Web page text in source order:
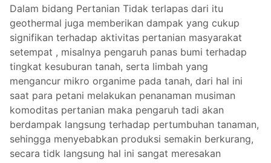
Dalam bidang Pertanian Tidak terlapas dari itu
geothermal juga memberikan dampak yang cukup
signifikan terhadap aktivitas pertanian masyarakat
setempat , misalnya pengaruh panas bumi terhadap
tingkat kesuburan tanah, serta limbah yang
mengancur mikro organime pada tanah, dari hal ini
saat para petani melakukan penanaman musiman
komoditas pertanian maka pengaruh tadi akan
berdampak langsung terhadap pertumbuhan tanaman,
sehingga menyebabkan produksi semakin berkurang,
secara tidk langsung hal ini sangat meresakan